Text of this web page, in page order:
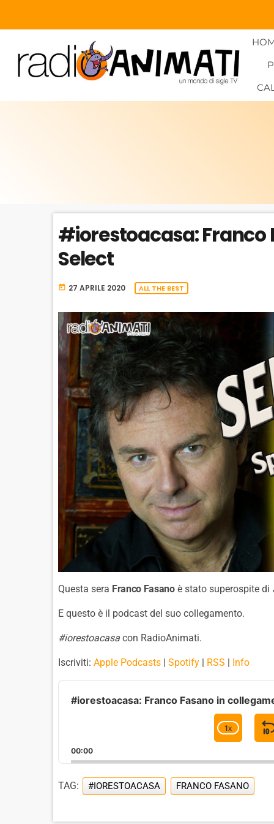
#iorestoacasa: Franco
Select
today 27 APRILE 2020 ALL THE BEST
Questa sera Franco Fasanoè stato superospite di
E questo è il podcast del suo collegamento.
#iorestoacasa con RadioAnimati.
Iscriviti: Apple Podcasts | Spotify | RSS | Info
A
l
y
#iorestoacasa: Franco Fasano in
C
H
A
G
E
L
1X
I
00:00
TAG: #IORESTOACASA FRANCO FASANO